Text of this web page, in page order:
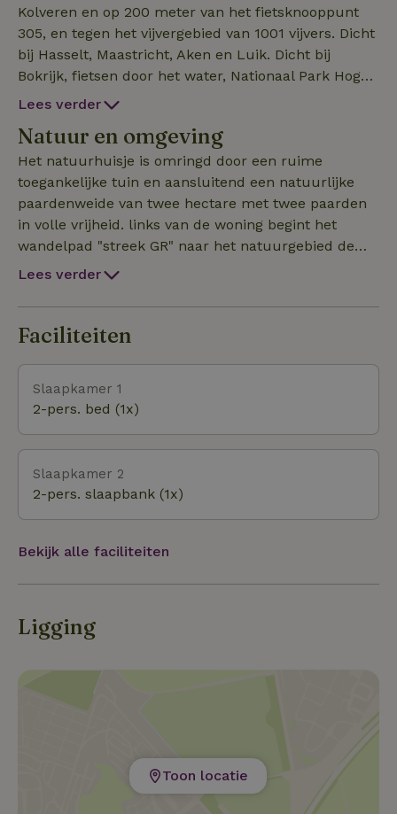
Kolveren en op 200 meter van het fietsknooppunt
305, en tegen het vijvergebied van 1001 vijvers. Dicht
bij Hasselt, Maastricht, Aken en Luik. Dicht bij
Bokrijk, fietsen door het water, Nationaal Park Hoge
Kempen, fietsen door de bomen. Grote leefruimte,
slaapbank voor twee personen in de living. Aparte
Lees verder
Natuur en omgeving
Het natuurhuisje is omringd door een ruime
toegankelijke tuin en aansluitend een natuurlijke
paardenweide van twee hectare met twee paarden
in volle vrijheid. links van de woning begint het
wandelpad "streek GR" naar het natuurgebied de
Kolveren. In het natuurgebied van de 1001 Vijvers.
C-mine en La Biomista in Genk, Maasmechelen
Village. Te huur 2 fietsen Koga electrisch, 25 euro
Lees verder
Faciliteiten
Slaapkamer 1
2-pers. bed (1x)
Slaapkamer 2
2-pers. slaapbank (1x)
Bekijk alle faciliteiten
Ligging
Toon locatie